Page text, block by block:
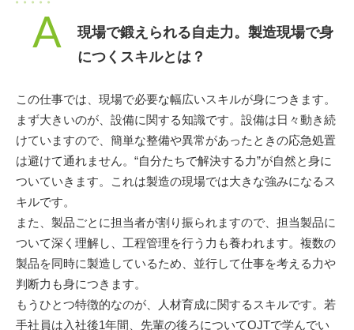
A
現場で鍛えられる自走力。製造現場で身
につくスキルとは？
この仕事では、現場で必要な幅広いスキルが身につきます。
まず大きいのが、設備に関する知識です。設備は日々動き続
けていますので、簡単な整備や異常があったときの応急処置
は避けて通れません。“自分たちで解決する力”が自然と身に
ついていきます。これは製造の現場では大きな強みになるス
キルです。
また、製品ごとに担当者が割り振られますので、担当製品に
ついて深く理解し、工程管理を行う力も養われます。複数の
製品を同時に製造しているため、並行して仕事を考える力や
判断力も身につきます。
もうひとつ特徴的なのが、人材育成に関するスキルです。若
手社員は入社後1年間、先輩の後ろについてOJTで学んでい